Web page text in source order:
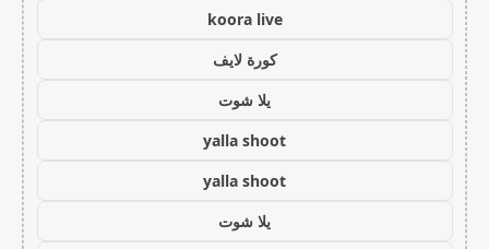
koora live
كورة لايف
يلا شوت
yalla shoot
yalla shoot
يلا شوت